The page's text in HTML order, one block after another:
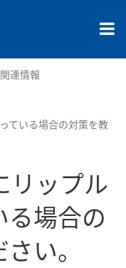
関連情報
ている場合の対策を教
リップル
る場合の
い。